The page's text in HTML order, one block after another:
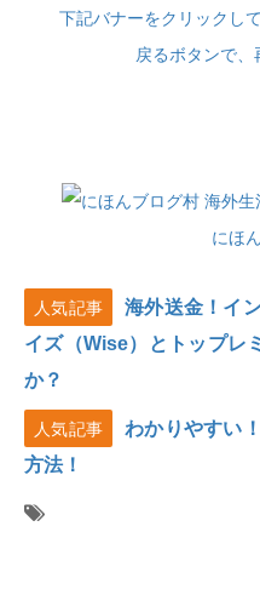
下記バナーをクリックし
戻るボタンで
にほ
人気記事
海外送金！イ
イズ（Wise）とトップレ
か？
人気記事
わかりやすい
方法！